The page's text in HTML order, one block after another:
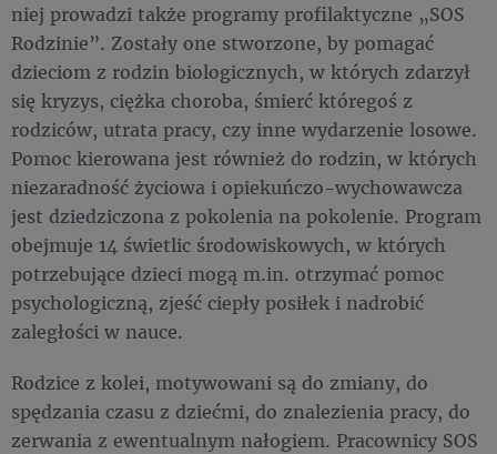
niej prowadzi także programy profilaktyczne „SOS
Rodzinie”. Zostały one stworzone, by pomagać
dzieciom z rodzin biologicznych, w których zdarzył
się kryzys, ciężka choroba, śmierć któregoś z
rodziców, utrata pracy, czy inne wydarzenie losowe.
Pomoc kierowana jest również do rodzin, w których
niezaradność życiowa i opiekuńczo-wychowawcza
jest dziedziczona z pokolenia na pokolenie. Program
obejmuje 14 świetlic środowiskowych, w których
potrzebujące dzieci mogą m.in. otrzymać pomoc
psychologiczną, zjeść ciepły posiłek i nadrobić
zaległości w nauce.
Rodzice z kolei, motywowani są do zmiany, do
spędzania czasu z dziećmi, do znalezienia pracy, do
zerwania z ewentualnym nałogiem. Pracownicy SOS